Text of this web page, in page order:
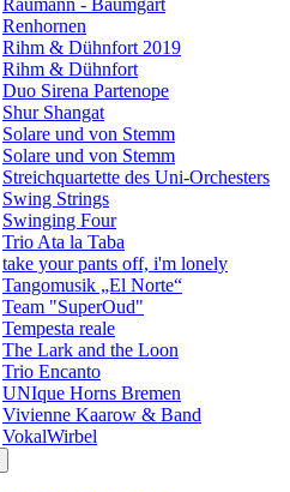
Renhornen
Rihm & Dühnfort 2019
Rihm & Dühnfort
Duo Sirena Partenope
Shur Shangat
Solare und von Stemm
Solare und von Stemm
Streichquartette des Uni-Orchesters
Swing Strings
Swinging Four
Trio Ata la Taba
take your pants off, i'm lonely
Tangomusik „El Norte“
Team "SuperOud"
Tempesta reale
The Lark and the Loon
Trio Encanto
UNIque Horns Bremen
Vivienne Kaarow & Band
VokalWirbel